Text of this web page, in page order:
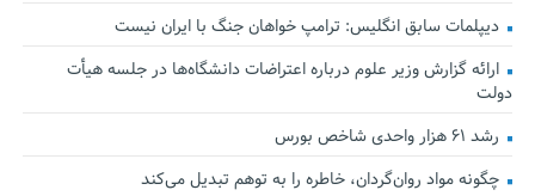
دیپلمات سابق انگلیس:‌ ترامپ خواهان جنگ با ایران نیست
ارائه گزارش وزیر علوم درباره اعتراضات دانشگاه‌ها در جلسه هیأت
دولت
رشد ۶۱ هزار واحدی شاخص بورس
چگونه مواد روان‌گردان، خاطره را به توهم تبدیل می‌کند